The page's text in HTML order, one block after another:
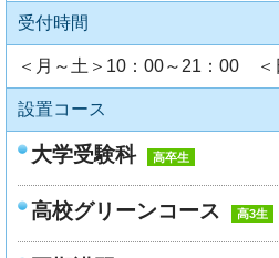
受付時間
＜月～土＞10：00～21：00 ＜
設置コース
大学受験科 高卒生
高校グリーンコース 高3生